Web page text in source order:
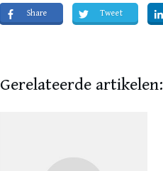
Share Tweet
Gerelateerde artikelen: